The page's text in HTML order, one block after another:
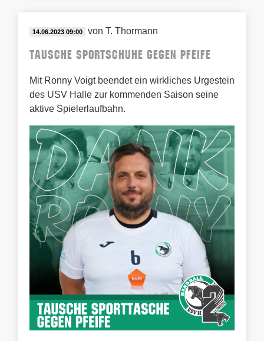
14.06.2023 09:00 von T. Thormann
Tausche Sportschuhe gegen Pfeife
Mit Ronny Voigt beendet ein wirkliches Urgestein
des USV Halle zur kommenden Saison seine
aktive Spielerlaufbahn.